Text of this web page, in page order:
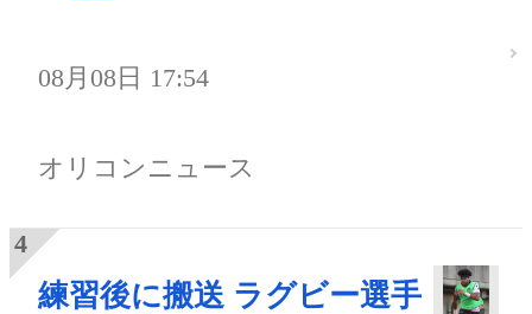
08月08日 17:54
オリコンニュース
練習後に搬送 ラグビー選手